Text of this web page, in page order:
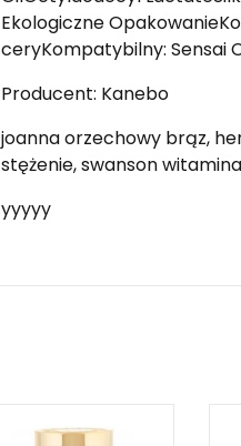
Ekologiczne
ceryKompatybilny: Sensai
Producent: Kanebo
joanna orzechowy brąz,
stężenie, swanson
yyyyy